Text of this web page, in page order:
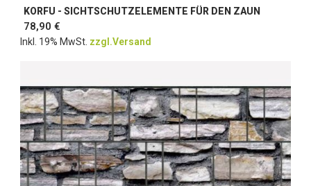
KORFU - SICHTSCHUTZELEMENTE FÜR DEN ZAUN
78,90 €
Inkl. 19% MwSt. zzgl.Versand